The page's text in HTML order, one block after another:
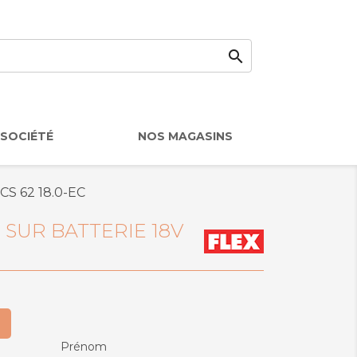

NOS MAGASINS
62 18.0-EC
BATTERIE 18V
Prénom